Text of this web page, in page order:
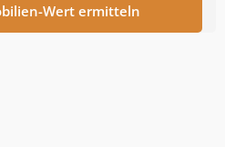
Wert ermitteln